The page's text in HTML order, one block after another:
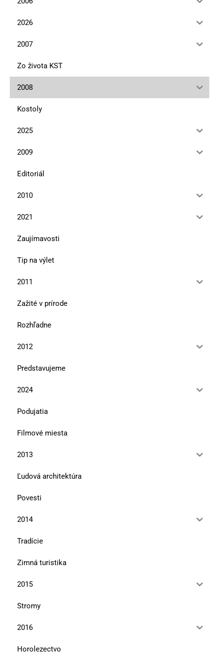
2026
2007
Zo života KST
2008
Kostoly
2025
2009
Editoriál
2010
2021
Zaujímavosti
Tip na výlet
2011
Zažité v prírode
Rozhľadne
2012
Predstavujeme
2024
Podujatia
Filmové miesta
2013
Ľudová architektúra
Povesti
2014
Tradície
Zimná turistika
2015
Stromy
2016
Horolezectvo